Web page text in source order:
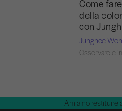
Come
della
con
Junghee Won
Osservare e
Amiamo restituire